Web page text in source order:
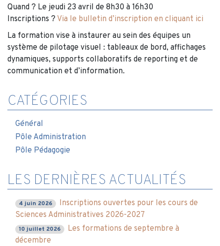
Quand ? Le jeudi 23 avril de 8h30 à 16h30
Inscriptions ? Via le bulletin d’inscription en cliquant ici
La formation vise à instaurer au sein des équipes un
système de pilotage visuel : tableaux de bord, affichages
dynamiques, supports collaboratifs de reporting et de
communication et d’information.
CATÉGORIES
Général
Pôle Administration
Pôle Pédagogie
LES DERNIÈRES ACTUALITÉS
4 juin 2026
Inscriptions ouvertes pour les cours de
Sciences Administratives 2026-2027
10 juillet 2026
Les formations de septembre à
décembre